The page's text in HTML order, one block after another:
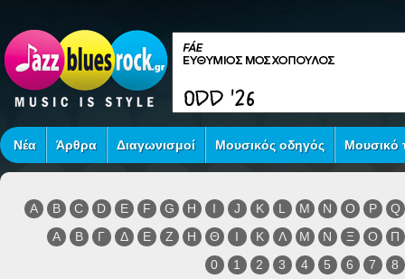
Νέα Άρθρα Διαγωνισμοί Μουσικός οδηγός Μουσικό
A B C D E F G H I J K L M N O P
Q
Α
Β Γ Δ Ε Ζ Η Θ Ι Κ Λ Μ Ν Ξ Ο
Π
0
1 2 3 4 5 6 7 8